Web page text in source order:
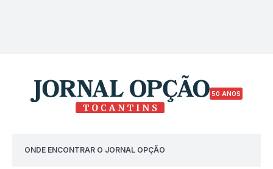
50 ANOS
ONDE ENCONTRAR O JORNAL OPÇÃO